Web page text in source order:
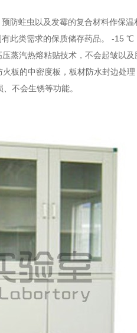
蛀虫以及发霉的复合材料作保温
此类需求的保质储存药品。 -15
蒸汽热熔粘贴技术，不会起皱以
板的中密度板，板材防水封边处理
不会生锈等功能。